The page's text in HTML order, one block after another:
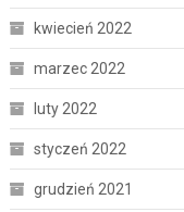
kwiecień 2022
marzec 2022
luty 2022
styczeń 2022
grudzień 2021